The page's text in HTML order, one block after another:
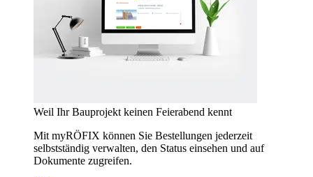
Weil Ihr Bauprojekt keinen Feierabend kennt
Mit myRÖFIX können Sie Bestellungen jederzeit
selbstständig verwalten, den Status einsehen und auf
Dokumente zugreifen.